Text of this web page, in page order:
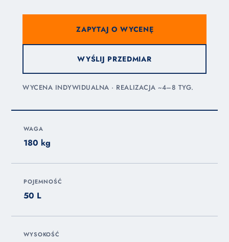
ZAPYTAJ O WYCENĘ
WYŚLIJ PRZEDMIAR
WYCENA INDYWIDUALNA · REALIZACJA ~4–8 TYG.
WAGA
180 kg
POJEMNOŚĆ
50 L
WYSOKOŚĆ